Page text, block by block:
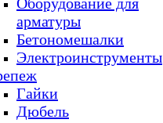
арматуры
Бетономешалки
Электроинструменты
Гайки
Дюбель